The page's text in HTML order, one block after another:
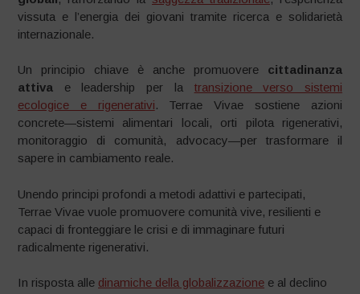
vissuta e l’energia dei giovani tramite ricerca e solidarietà
internazionale.
Un principio chiave è anche promuovere cittadinanza
attiva e leadership per la transizione verso sistemi
ecologice e rigenerativi. Terrae Vivae sostiene azioni
concrete—sistemi alimentari locali, orti pilota rigenerativi,
monitoraggio di comunità, advocacy—per trasformare il
sapere in cambiamento reale.
Unendo principi profondi a metodi adattivi e partecipati,
Terrae Vivae vuole promuovere comunità vive, resilienti e
capaci di fronteggiare le crisi e di immaginare futuri
radicalmente rigenerativi.
In risposta alle dinamiche della globalizzazione e al declino